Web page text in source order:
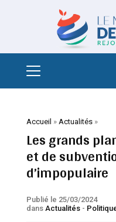
Accueil » Actualités»
Les grands
et de
d’impopulaire
Publié le 25/03/2024
dans Actualités-